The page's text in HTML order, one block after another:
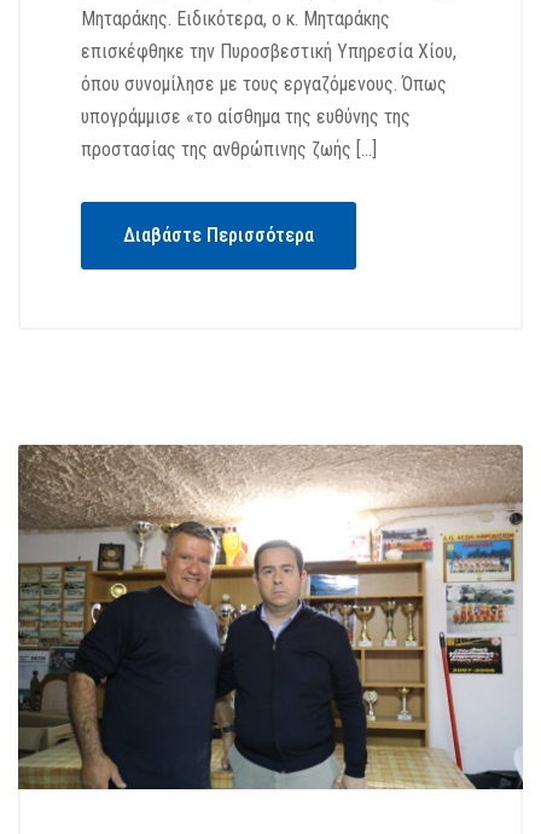
Μηταράκης. Ειδικότερα, ο κ. Μηταράκης
επισκέφθηκε την Πυροσβεστική Υπηρεσία Χίου,
όπου συνομίλησε με τους εργαζόμενους. Όπως
υπογράμμισε «το αίσθημα της ευθύνης της
προστασίας της ανθρώπινης ζωής […]
Διαβάστε Περισσότερα